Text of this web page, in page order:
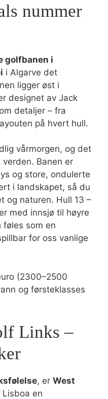
nummer
golfbanen i
i Algarve det
ligger øst i
designet av Jack
detaljer – fra
på hvert hull.
vårmorgen, og det
Banen er
og store, ondulerte
i landskapet, så du
og naturen. Hull 13 –
med innsjø til høyre
føles som en
for oss vanlige
(2300–2500
og førsteklasses
Links –
, er West
en